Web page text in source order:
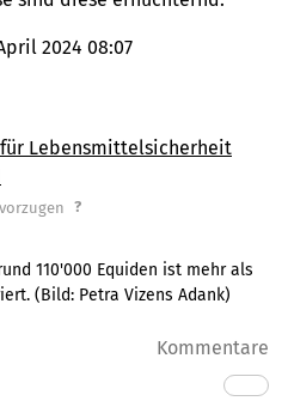
2024 08:07
Lebensmittelsicherheit
?
110'000 Equiden ist mehr als
(Bild: Petra Vizens Adank)
Kommentare